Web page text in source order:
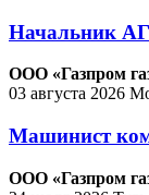
Начальник
ООО «Газпром
03 августа 2026
Машинист
ООО «Газпром